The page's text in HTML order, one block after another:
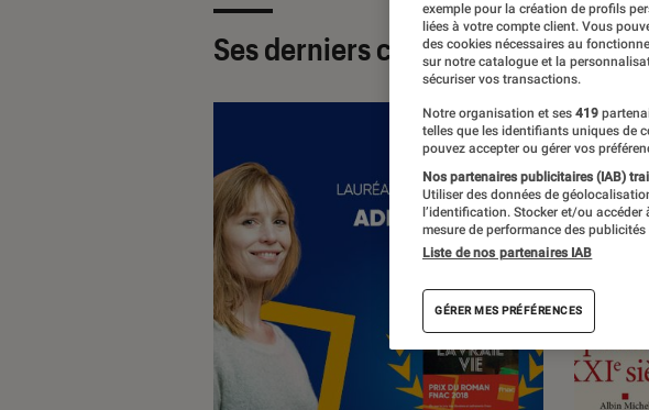
Ses derniers contenus
exemple pour la création de profils
liées à votre compte client. Vous
des cookies nécessaires au
sur notre catalogue et la
sécuriser vos transactions.
Notre organisation et ses 419
telles que les identifiants uniques de
pouvez accepter ou gérer vos
Nos partenaires publicitaires (IAB)
Utiliser des données de
l’identification. Stocker et/ou
mesure de performance des
Liste de nos partenaires IAB
GÉRER MES PRÉFÉRENCES